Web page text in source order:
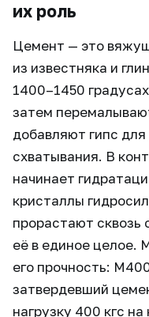
их роль
Цемент — это
из известняка и
1400–1450
затем
добавляют гипс
схватывания. В
начинает
кристаллы
прорастают сквозь
её в единое целое.
его прочность:
затвердевший
нагрузку 400 кгс